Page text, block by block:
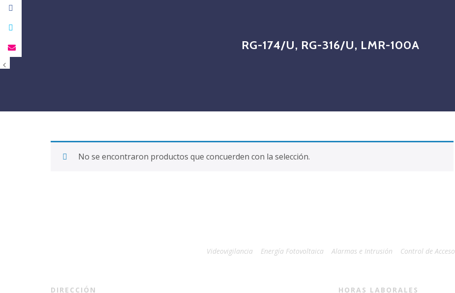
RG-174/U, RG-316/U, LMR-100A
No se encontraron productos que concuerden con la selección.
Videovigilancia Energía Fotovoltaica Alarmas e Intrusión Control de Acceso
DIRECCIÓN HORAS LABORALES